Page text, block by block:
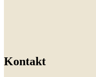
Kontakt